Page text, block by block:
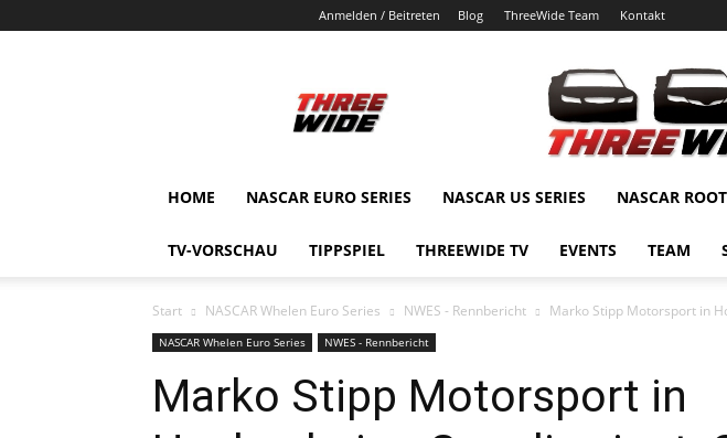
Anmelden / Beitreten Blog ThreeWide Team Kontakt
HOME NASCAR EURO SERIES NASCAR US SERIES NASCAR
TV-VORSCHAU TIPPSPIEL THREEWIDE TV EVENTS TEAM
Start NASCAR Whelen Euro Series NWES - Rennbericht Marko Stipp Motorsport in
NASCAR Whelen Euro Series NWES - Rennbericht
Marko Stipp Motorsport in